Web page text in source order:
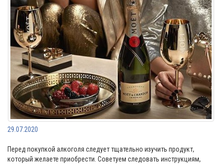
29.07.2020
Перед покупкой алкоголя следует тщательно изучить продукт,
который желаете приобрести. Советуем следовать инструкциям,